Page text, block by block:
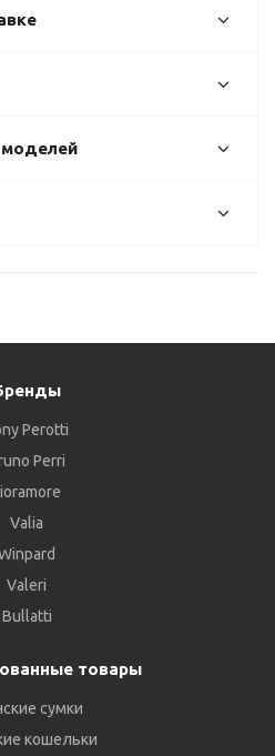
моделей
Perotti
Perri
Valia
Valeri
Bullatti
товары
сумки
кошельки